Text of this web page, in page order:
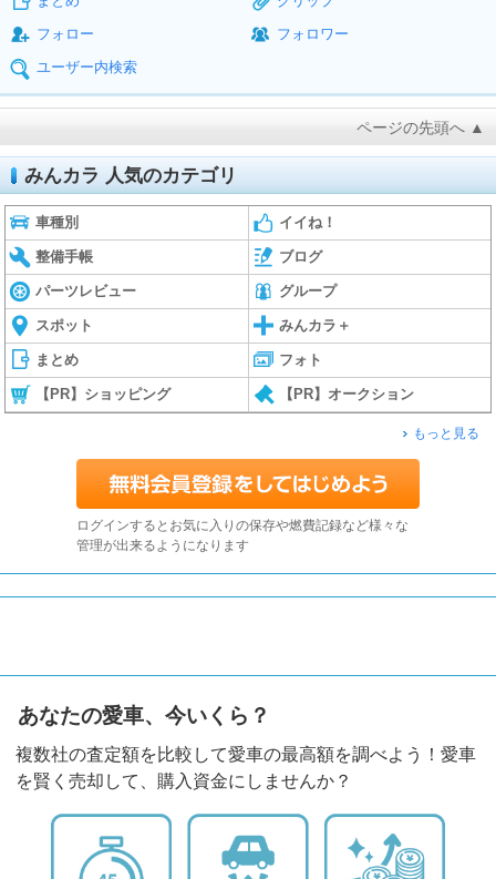
フォロー
フォロワー
ユーザー内検索
ページの先頭へ ▲
みんカラ 人気のカテゴリ
車種別 イイね！
整備手帳 ブログ
パーツレビュー グループ
スポット みんカラ＋
まとめ フォト
【PR】ショッピング 【PR】オークション
もっと見る
ログインするとお気に入りの保存や燃費記録など様々な
管理が出来るようになります
あなたの愛車、今いくら？
複数社の査定額を比較して愛車の最高額を調べよう！愛車
を賢く売却して、購入資金にしませんか？